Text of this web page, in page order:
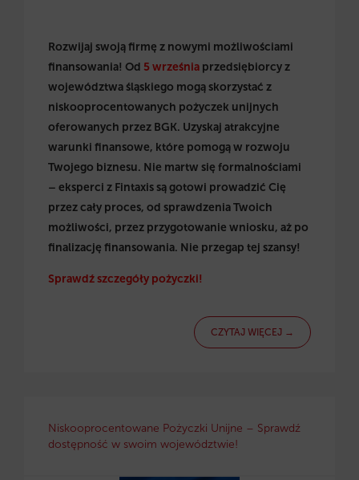
Rozwijaj swoją firmę z nowymi możliwościami
finansowania! Od 5 września przedsiębiorcy z
województwa śląskiego mogą skorzystać z
niskooprocentowanych pożyczek unijnych
oferowanych przez BGK. Uzyskaj atrakcyjne
warunki finansowe, które pomogą w rozwoju
Twojego biznesu. Nie martw się formalnościami
– eksperci z Fintaxis są gotowi prowadzić Cię
przez cały proces, od sprawdzenia Twoich
możliwości, przez przygotowanie wniosku, aż po
finalizację finansowania. Nie przegap tej szansy!
Sprawdź szczegóły pożyczki!
CZYTAJ WIĘCEJ →
Niskooprocentowane Pożyczki Unijne – Sprawdź
dostępność w swoim województwie!